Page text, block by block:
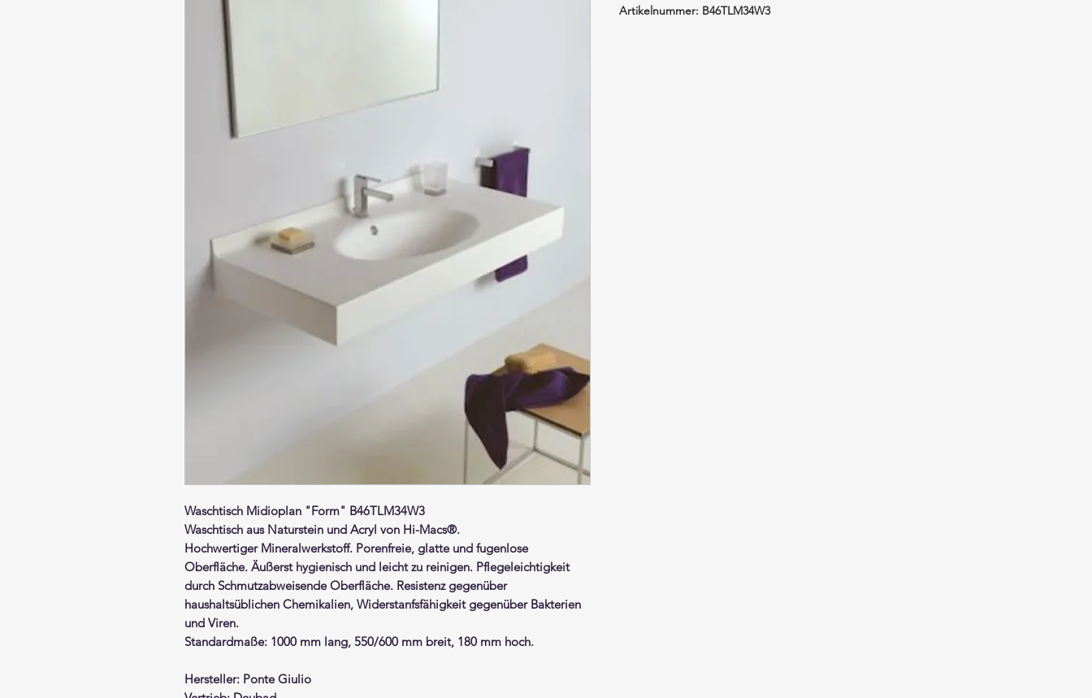
Waschtisch Midioplan "Form" B46TLM34W3
Waschtisch aus Naturstein und Acryl von Hi-Macs®.
Hochwertiger Mineralwerkstoff. Porenfreie, glatte und fugenlose
Oberfläche. Äußerst hygienisch und leicht zu reinigen. Pflegeleichtigkeit
durch Schmutzabweisende Oberfläche. Resistenz gegenüber
haushaltsüblichen Chemikalien, Widerstanfsfähigkeit gegenüber Bakterien
und Viren.
Standardmaße: 1000 mm lang, 550/600 mm breit, 180 mm hoch.
Hersteller: Ponte Giulio
Artikelnummer: B46TLM34W3